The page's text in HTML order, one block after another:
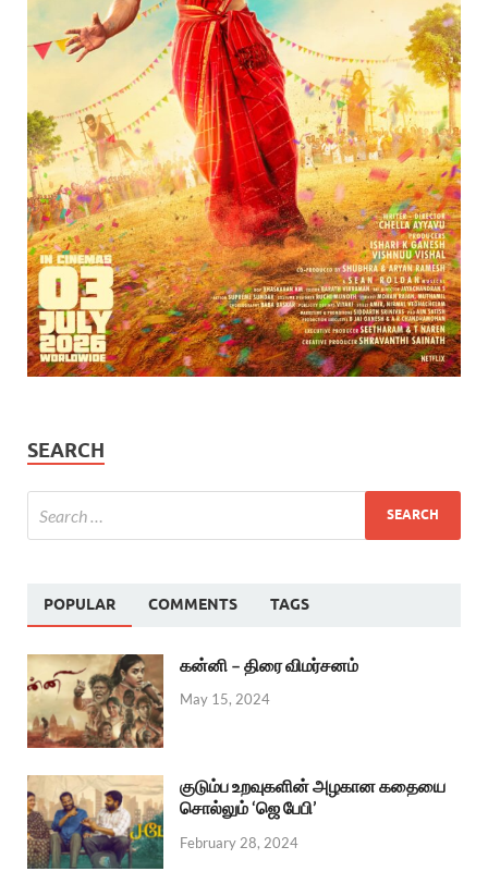
SEARCH
POPULAR COMMENTS TAGS
கன்னி – திரை விமர்சனம்
May 15, 2024
குடும்ப உறவுகளின் அழகான கதையை
சொல்லும் ‘ஜெ பேபி’
February 28, 2024